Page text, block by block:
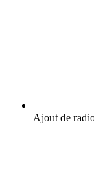
Ajout de